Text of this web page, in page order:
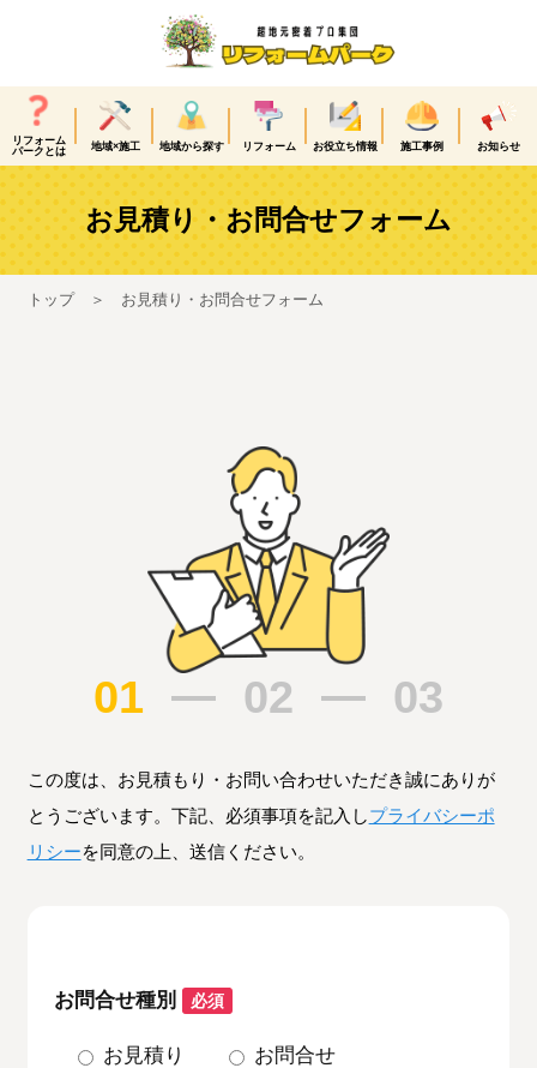
リフォーム
パークとは
地域×施工 地域から探す リフォーム お役立ち情報 施工事例 お知らせ
お見積り・お問合せフォーム
トップ お見積り・お問合せフォーム
01 02 03
この度は、お見積もり・お問い合わせいただき誠にありが
とうございます。下記、必須事項を記入しプライバシーポ
リシーを同意の上、送信ください。
お問合せ種別 必須
お見積り お問合せ